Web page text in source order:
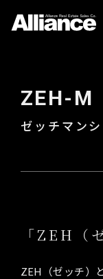
ZEH-M
ゼッチマン
「ZEH（
ZEH（ゼッチ）